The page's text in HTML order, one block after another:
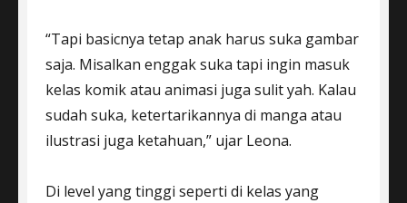
“Tapi basicnya tetap anak harus suka gambar
saja. Misalkan enggak suka tapi ingin masuk
kelas komik atau animasi juga sulit yah. Kalau
sudah suka, ketertarikannya di manga atau
ilustrasi juga ketahuan,” ujar Leona.
Di level yang tinggi seperti di kelas yang